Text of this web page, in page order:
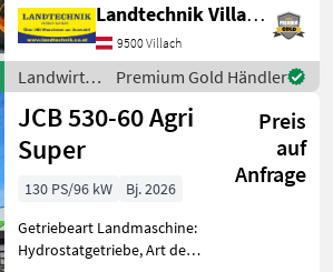
hydr. Geräteverriegelung
JCB 403 Agri Plus Hoflader
50 PS, Hubgerüst mit Euro-
Aufnahme, 3. Steuerkreis,
dru
Landtechnik Villach GmbH
9500 Villach
Landwirtsch.
Motorfahrzeuge
/ JCB
Premium Gold Händler
JCB 530-60 Agri
Super
Preis
auf
Anfrage
130 PS/96 kW
Bj. 2026
Getriebeart Landmaschine:
Hydrostatgetriebe, Art der